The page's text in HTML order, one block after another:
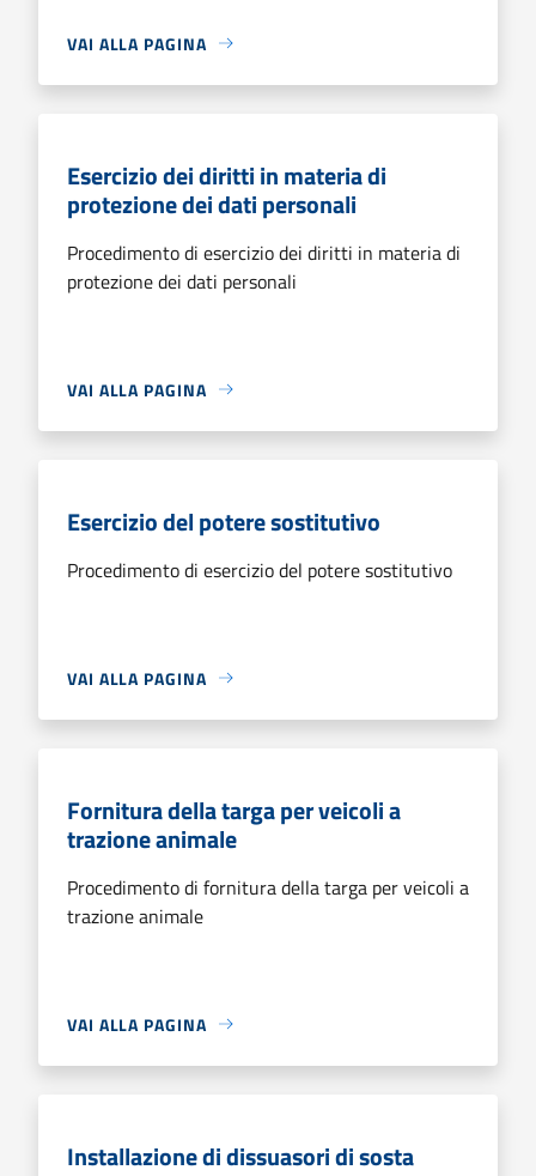
VAI ALLA PAGINA
Esercizio dei diritti in materia di
protezione dei dati personali
Procedimento di esercizio dei diritti in materia di
protezione dei dati personali
VAI ALLA PAGINA
Esercizio del potere sostitutivo
Procedimento di esercizio del potere sostitutivo
VAI ALLA PAGINA
Fornitura della targa per veicoli a
trazione animale
Procedimento di fornitura della targa per veicoli a
trazione animale
VAI ALLA PAGINA
Installazione di dissuasori di sosta